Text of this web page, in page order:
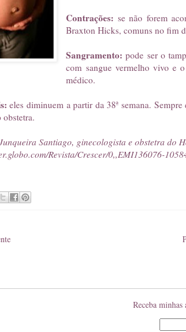
Contrações: se não forem
Braxton Hicks, comuns no fim
Sangramento: pode ser o
com sangue vermelho vivo e
médico.
eles diminuem a partir da 38ª semana.
Santiago, ginecologista e obstetra do
Revista/Crescer/0,,EMI136076-
Receba